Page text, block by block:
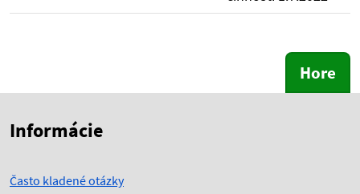
Hore
Informácie
Často kladené otázky